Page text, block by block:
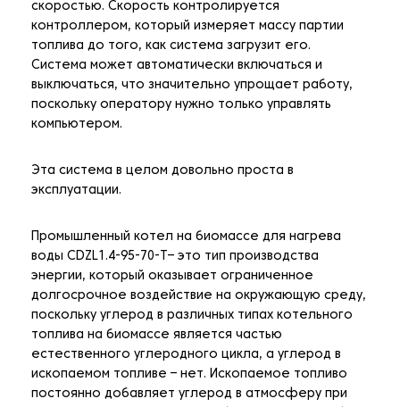
скоростью. Скорость контролируется
контроллером, который измеряет массу партии
топлива до того, как система загрузит его.
Система может автоматически включаться и
выключаться, что значительно упрощает работу,
поскольку оператору нужно только управлять
компьютером.
Эта система в целом довольно проста в
эксплуатации.
Промышленный котел на биомассе для нагрева
воды CDZL1.4-95-70-T– это тип производства
энергии, который оказывает ограниченное
долгосрочное воздействие на окружающую среду,
поскольку углерод в различных типах котельного
топлива на биомассе является частью
естественного углеродного цикла, а углерод в
ископаемом топливе – нет. Ископаемое топливо
постоянно добавляет углерод в атмосферу при